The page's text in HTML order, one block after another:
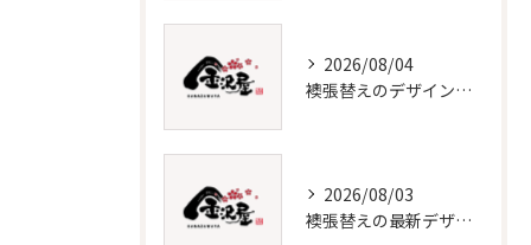
2026/08/04
襖張替えのデザインと選び方徹底解説
2026/08/03
襖張替えの最新デザインとメンテナンス術